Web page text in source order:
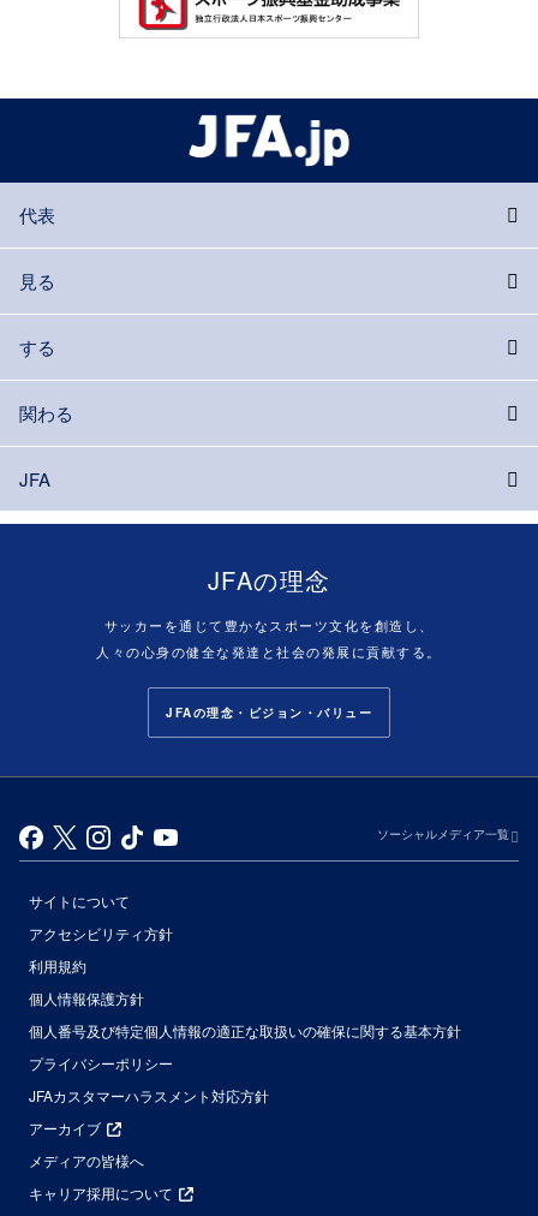
代表
見る
する
関わる
JFA
JFAの理念
サッカーを通じて豊かなスポーツ文化を創造し、
人々の心身の健全な発達と社会の発展に貢献する。
JFAの理念・ビジョン・バリュー
ソーシャルメディア一覧
サイトについて
アクセシビリティ方針
利用規約
個人情報保護方針
個人番号及び特定個人情報の適正な取扱いの確保に関する基本方針
プライバシーポリシー
JFAカスタマーハラスメント対応方針
アーカイブ
メディアの皆様へ
キャリア採用について